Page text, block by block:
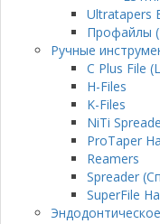
Ultratapers
Профайлы (
Ручные
C Plus File
H-Files
K-Files
NiTi
ProTaper
Reamers
Spreader
SuperFile